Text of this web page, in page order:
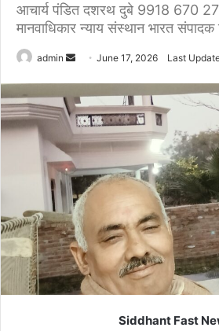
आचार्य पंडित दशरथ दुबे 9918 670 276
मानवाधिकार न्याय संस्थान भारत संपादक
admin
n
d
a
n
e
a
l
June 17, 2026 Last
Siddhant Fast